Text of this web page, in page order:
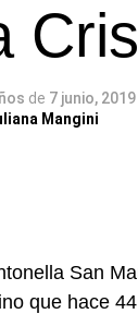
de 7 junio, 2019
Mangini
San
que hace